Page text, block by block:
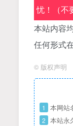
忧！（不
本站内容
任何形式
© 版权声明
1 本网站
2 本站永